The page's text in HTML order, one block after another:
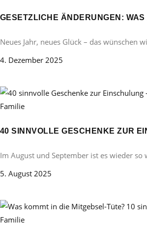
GESETZLICHE ÄNDERUNGEN:
Neues Jahr, neues Glück – das wünschen
4. Dezember 2025
Familie
40 SINNVOLLE GESCHENKE ZUR
Im August und September ist es wieder so
5. August 2025
Familie